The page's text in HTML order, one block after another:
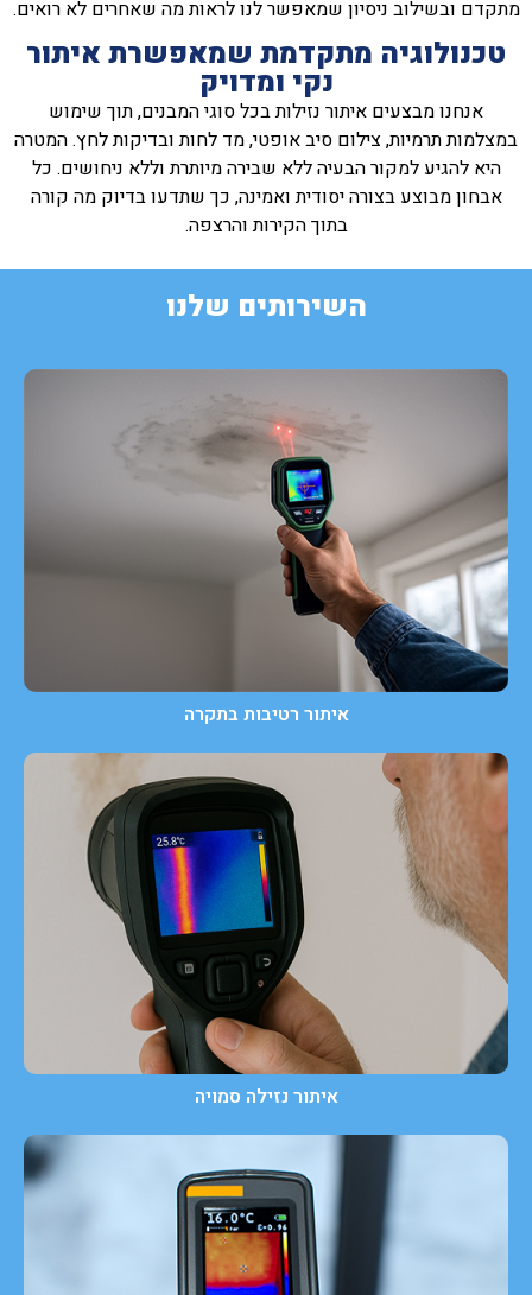
מתקדם ובשילוב ניסיון שמאפשר לנו לראות מה שאחרים לא רואים.
טכנולוגיה מתקדמת שמאפשרת איתור
נקי ומדויק
אנחנו מבצעים איתור נזילות בכל סוגי המבנים, תוך שימוש
במצלמות תרמיות, צילום סיב אופטי, מד לחות ובדיקות לחץ. המטרה
היא להגיע למקור הבעיה ללא שבירה מיותרת וללא ניחושים. כל
אבחון מבוצע בצורה יסודית ואמינה, כך שתדעו בדיוק מה קורה
בתוך הקירות והרצפה.
השירותים שלנו
איתור רטיבות בתקרה
איתור נזילה סמויה